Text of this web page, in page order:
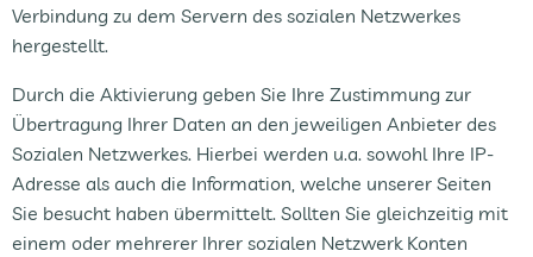
Verbindung zu dem Servern des sozialen Netzwerkes
hergestellt.
Durch die Aktivierung geben Sie Ihre Zustimmung zur
Übertragung Ihrer Daten an den jeweiligen Anbieter des
Sozialen Netzwerkes. Hierbei werden u.a. sowohl Ihre IP-
Adresse als auch die Information, welche unserer Seiten
Sie besucht haben übermittelt. Sollten Sie gleichzeitig mit
einem oder mehrerer Ihrer sozialen Netzwerk Konten